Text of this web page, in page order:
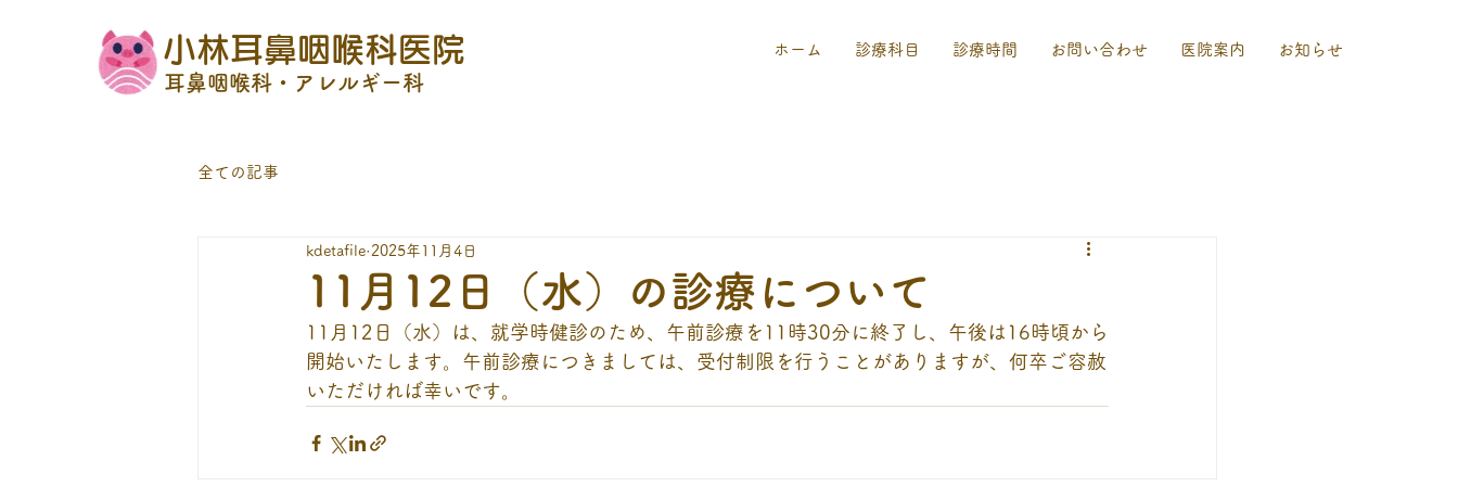
小林耳鼻咽喉科医院
耳鼻咽喉科・アレルギー科
ホーム 診療科目 診療時間 お問い合わせ 医院案内 お知らせ
全ての記事
11月12日（水）の診療について
kdetafile 2025年11月4日
11月12日（水）は、就学時健診のため、午前診療を11時30分に終了し、午後は16時頃から
開始いたします。午前診療につきましては、受付制限を行うことがありますが、何卒ご容赦
いただければ幸いです。